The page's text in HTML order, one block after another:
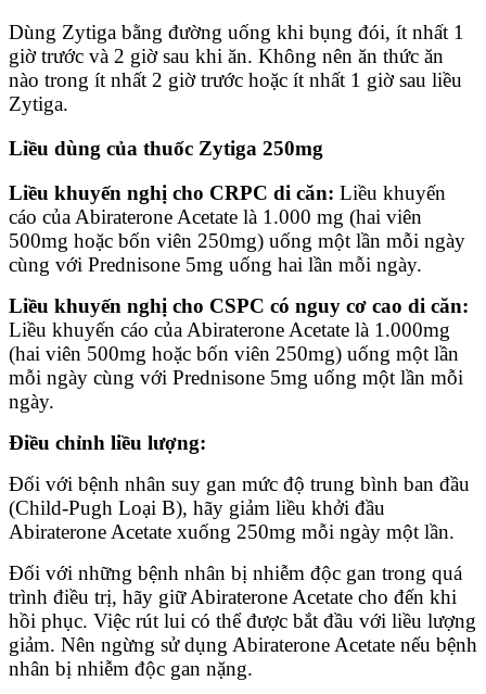
Dùng Zytiga bằng đường uống khi bụng đói, ít nhất 1
giờ trước và 2 giờ sau khi ăn. Không nên ăn thức ăn
nào trong ít nhất 2 giờ trước hoặc ít nhất 1 giờ sau liều
Zytiga.
Liều dùng của thuốc Zytiga 250mg
Liều khuyến nghị cho CRPC di căn: Liều khuyến
cáo của Abiraterone Acetate là 1.000 mg (hai viên
500mg hoặc bốn viên 250mg) uống một lần mỗi ngày
cùng với Prednisone 5mg uống hai lần mỗi ngày.
Liều khuyến nghị cho CSPC có nguy cơ cao di căn:
Liều khuyến cáo của Abiraterone Acetate là 1.000mg
(hai viên 500mg hoặc bốn viên 250mg) uống một lần
mỗi ngày cùng với Prednisone 5mg uống một lần mỗi
ngày.
Điều chỉnh liều lượng:
Đối với bệnh nhân suy gan mức độ trung bình ban đầu
(Child-Pugh Loại B), hãy giảm liều khởi đầu
Abiraterone Acetate xuống 250mg mỗi ngày một lần.
Đối với những bệnh nhân bị nhiễm độc gan trong quá
trình điều trị, hãy giữ Abiraterone Acetate cho đến khi
hồi phục. Việc rút lui có thể được bắt đầu với liều lượng
giảm. Nên ngừng sử dụng Abiraterone Acetate nếu bệnh
nhân bị nhiễm độc gan nặng.